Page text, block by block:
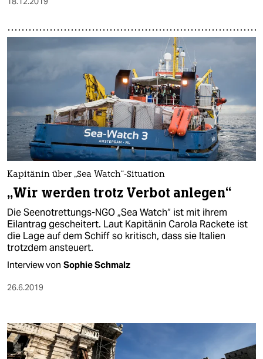
Kapitänin über „Sea Watch“-Situation
„Wir werden trotz Verbot anlegen“
Die Seenotrettungs-NGO „Sea Watch“ ist mit ihrem
Eilantrag gescheitert. Laut Kapitänin Carola Rackete ist
die Lage auf dem Schiff so kritisch, dass sie Italien
trotzdem ansteuert.
Interview von Sophie Schmalz
26.6.2019